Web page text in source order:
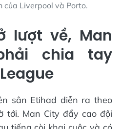
của Liverpool và Porto.
lượt về, Man
chia tay
sân Etihad diễn ra theo
tới. Man City đẩy cao đội